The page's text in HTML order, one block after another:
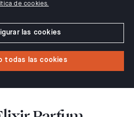
de cookies.
las cookies
todas las cookies